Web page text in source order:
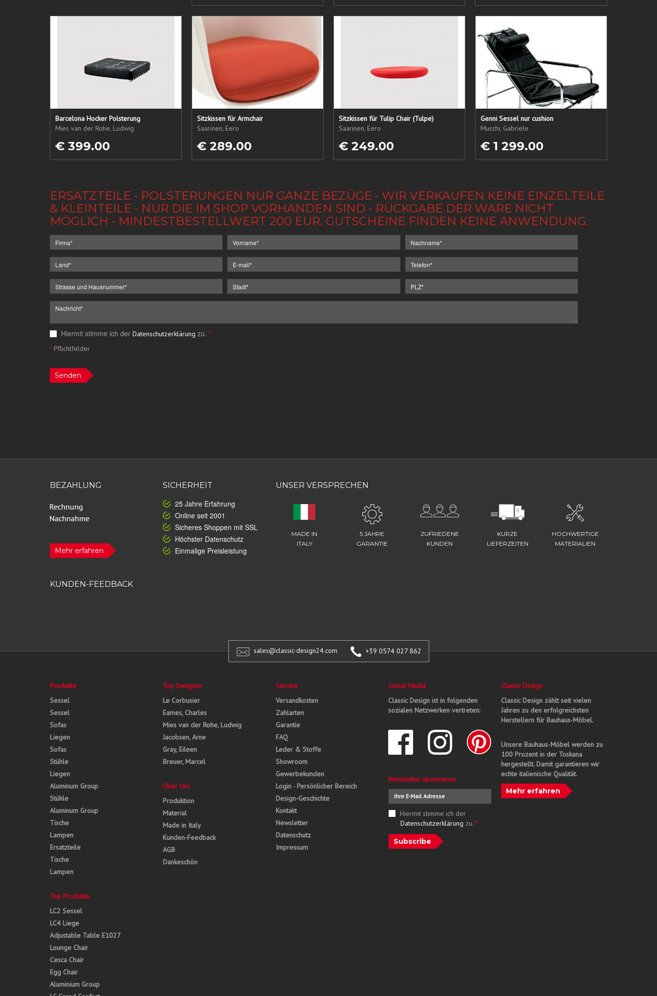
Barcelona Hocker Polsterung
Mies van der Rohe, Ludwig
€ 399.00
Sitzkissen für Armchair
Saarinen, Eero
€ 289.00
Sitzkissen für Tulip Chair (Tulpe)
Saarinen, Eero
€ 249.00
Genni Sessel nur cushion
Mucchi, Gabriele
€ 1 299.00
ERSATZTEILE - POLSTERUNGEN NUR GANZE BEZÜGE - WIR VERKAUFEN KEINE EINZELTEILE
& KLEINTEILE - NUR DIE IM SHOP VORHANDEN SIND - RÜCKGABE DER WARE NICHT
MÖGLICH - MINDESTBESTELLWERT 200 EUR. GUTSCHEINE FINDEN KEINE ANWENDUNG.
Hiermit stimme ich der Datenschutzerklärung zu. *
*Pflichtfelder
Senden
BEZAHLUNG
Mehr erfahren
SICHERHEIT
25 Jahre Erfahrung
Online seit 2001
Sicheres Shoppen mit SSL
Höchster Datenschutz
Einmalige Preisleistung
UNSER VERSPRECHEN
MADE IN
ITALY
5 JAHRE
GARANTIE
ZUFRIEDENE
KUNDEN
KURZE
LIEFERZEITEN
HOCHWERTIGE
MATERIALIEN
KUNDEN-FEEDBACK
sales@classic-design24.com +39 0574 027 862
Produkte
Sessel
Sessel
Sofas
Liegen
Sofas
Stühle
Liegen
Aluminum Group
Stühle
Aluminum Group
Tische
Lampen
Ersatzteile
Tische
Lampen
Top Produkte
LC2 Sessel
LC4 Liege
Adjustable Table E1027
Lounge Chair
Cesca Chair
Egg Chair
Aluminium Group
Top Designer
Le Corbusier
Eames, Charles
Mies van der Rohe, Ludwig
Jacobsen, Arne
Gray, Eileen
Breuer, Marcel
Über Uns
Produktion
Material
Made in Italy
Kunden-Feedback
AGB
Dankeschön
Service
Versandkosten
Zahlarten
Garantie
FAQ
Leder & Stoffe
Showroom
Gewerbekunden
Login - Persönlicher Bereich
Design-Geschichte
Kontakt
Newsletter
Datenschutz
Impressum
Social Media
Classic Design ist in folgenden
sozialen Netzwerken vertreten:
Newsletter abonnieren
Hiermit stimme ich der
Datenschutzerklärung zu. *
Subscribe
Classic Design
Classic Design zählt seit vielen
Jahren zu den erfolgreichsten
Herstellern für Bauhaus-Möbel.
Unsere Bauhaus-Möbel werden zu
100 Prozent in der Toskana
hergestellt. Damit garantieren wir
echte italienische Qualität.
Mehr erfahren